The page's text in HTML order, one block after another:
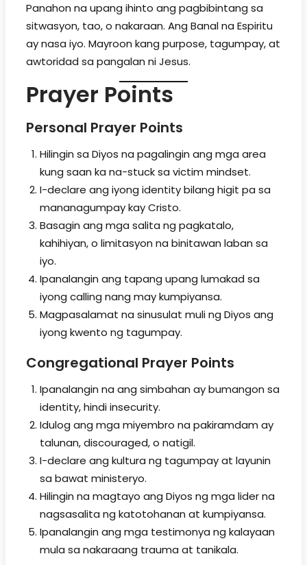
Panahon na upang ihinto ang pagbibintang sa
sitwasyon, tao, o nakaraan. Ang Banal na Espiritu
ay nasa iyo. Mayroon kang purpose, tagumpay, at
awtoridad sa pangalan ni Jesus.
Prayer Points
Personal Prayer Points
Hilingin sa Diyos na pagalingin ang mga area
kung saan ka na-stuck sa victim mindset.
I-declare ang iyong identity bilang higit pa sa
mananagumpay kay Cristo.
Basagin ang mga salita ng pagkatalo,
kahihiyan, o limitasyon na binitawan laban sa
iyo.
Ipanalangin ang tapang upang lumakad sa
iyong calling nang may kumpiyansa.
Magpasalamat na sinusulat muli ng Diyos ang
iyong kwento ng tagumpay.
Congregational Prayer Points
Ipanalangin na ang simbahan ay bumangon sa
identity, hindi insecurity.
Idulog ang mga miyembro na pakiramdam ay
talunan, discouraged, o natigil.
I-declare ang kultura ng tagumpay at layunin
sa bawat ministeryo.
Hilingin na magtayo ang Diyos ng mga lider na
nagsasalita ng katotohanan at kumpiyansa.
Ipanalangin ang mga testimonya ng kalayaan
mula sa nakaraang trauma at tanikala.